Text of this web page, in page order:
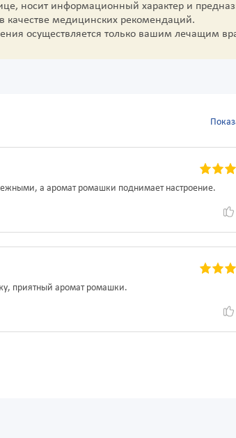
носит информационный характер и
качестве медицинских рекомендаций.
осуществляется только вашим лечащим
а аромат ромашки поднимает настроение.
приятный аромат ромашки.